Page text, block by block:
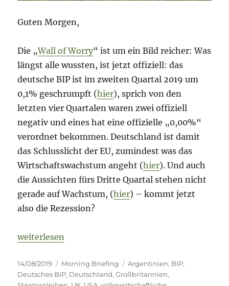
Guten Morgen,
Die „Wall of Worry“ ist um ein Bild reicher: Was
längst alle wussten, ist jetzt offiziell: das
deutsche BIP ist im zweiten Quartal 2019 um
0,1% geschrumpft (hier), sprich von den
letzten vier Quartalen waren zwei offiziell
negativ und eines hat eine offizielle „0,00%“
verordnet bekommen. Deutschland ist damit
das Schlusslicht der EU, zumindest was das
Wirtschaftswachstum angeht (hier). Und auch
die Aussichten fürs Dritte Quartal stehen nicht
gerade auf Wachstum, (hier) – kommt jetzt
also die Rezession?
„Morning Briefing – 14. August 2019 –
weiterlesen
Veröffentlicht
am
14/08/2019 Kategorien
Morning Briefing Schlagwörter
Argentinien, BIP,
Deutsches BIP, Deutschland,Großbritannien,